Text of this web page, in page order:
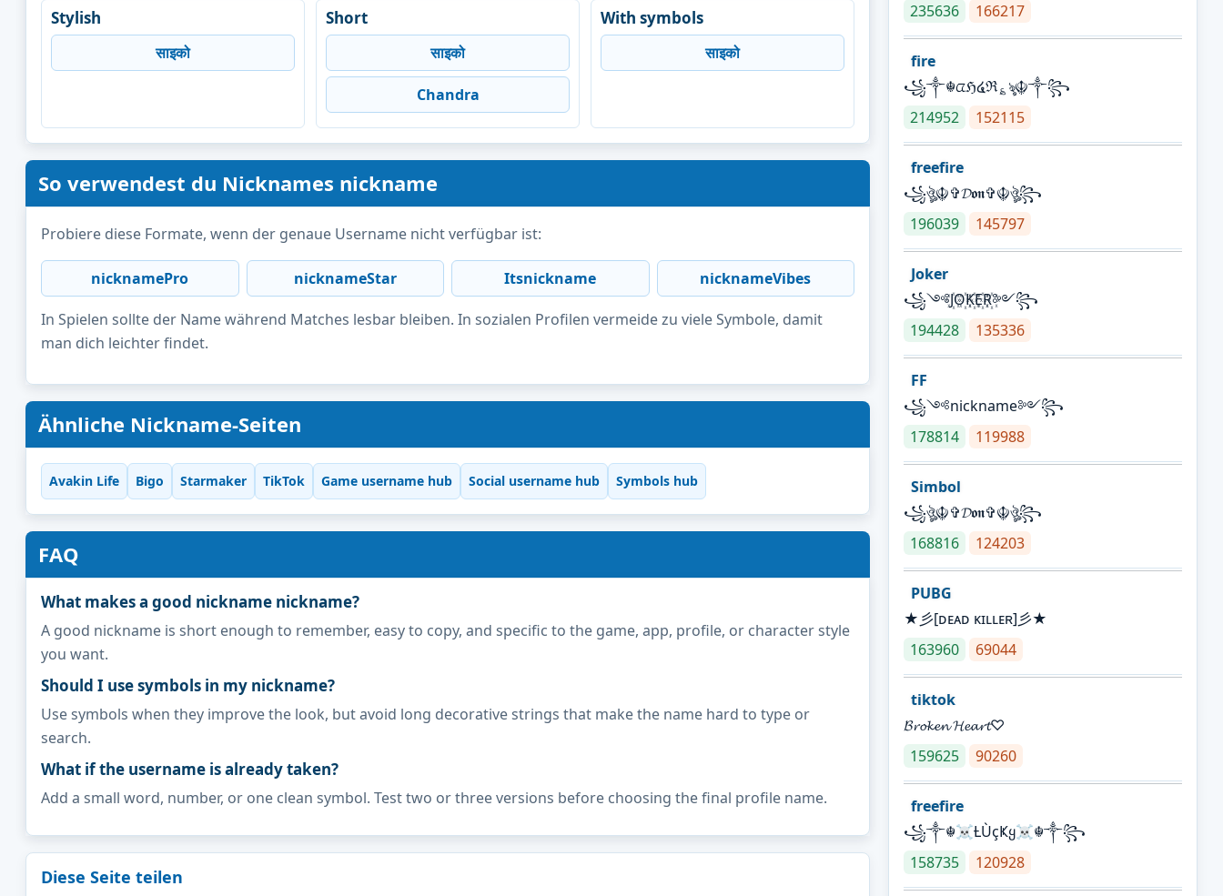
Stylish
साइको
Short
साइको
Chandra
With symbols
साइको
So verwendest du Nicknames nickname
Probiere diese Formate, wenn der genaue Username nicht verfügbar ist:
nicknamePro nicknameStar Itsnickname nicknameVibes
In Spielen sollte der Name während Matches lesbar bleiben. In sozialen Profilen vermeide zu viele Symbole, damit
man dich leichter findet.
Ähnliche Nickname-Seiten
Avakin Life Bigo Starmaker TikTok Game username hub Social username hub Symbols hub
FAQ
What makes a good nickname nickname?
A good nickname is short enough to remember, easy to copy, and specific to the game, app, profile, or character style
you want.
Should I use symbols in my nickname?
Use symbols when they improve the look, but avoid long decorative strings that make the name hard to type or
search.
What if the username is already taken?
Add a small word, number, or one clean symbol. Test two or three versions before choosing the final profile name.
Diese Seite teilen
235636
166217
fire
꧁༒☬ᤂℌ໔ℜ؏ৡ☬༒꧂
214952
152115
freefire
꧁ঔৣ☬✞𝓓𝖔𝖓✞☬ঔৣ꧂
196039
145797
Joker
꧁༺J꙰O꙰K꙰E꙰R꙰༻꧂
194428
135336
FF
꧁༺nickname༻꧂
178814
119988
Simbol
꧁ঔৣ☬✞𝓓𝖔𝖓✞☬ঔৣ꧂
168816
124203
PUBG
★彡[ᴅᴇᴀᴅ ᴋɪʟʟᴇʀ]彡★
163960
69044
tiktok
𝓑𝓻𝓸𝓴𝓮𝓷 𝓗𝓮𝓪𝓻𝓽♡
159625
90260
freefire
꧁༒☬☠Ƚ︎ÙçҜყ☠︎☬༒꧂
158735
120928